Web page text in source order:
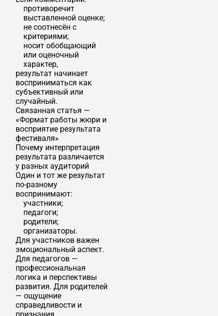
противоречит
выставленной оценке;
не соотнесён с
критериями;
носит обобщающий
или оценочный
характер,
результат начинает
восприниматься как
субъективный или
случайный.
Связанная статья —
«Формат работы жюри и
восприятие результата
фестиваля»
Почему интерпретация
результата различается
у разных аудиторий
Один и тот же результат
по-разному
воспринимают:
участники;
педагоги;
родители;
организаторы.
Для участников важен
эмоциональный аспект.
Для педагогов —
профессиональная
логика и перспективы
развития. Для родителей
— ощущение
справедливости и